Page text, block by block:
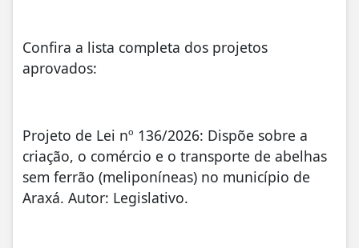
Confira a lista completa dos projetos
aprovados:
Projeto de Lei nº 136/2026: Dispõe sobre a
criação, o comércio e o transporte de abelhas
sem ferrão (meliponíneas) no município de
Araxá. Autor: Legislativo.